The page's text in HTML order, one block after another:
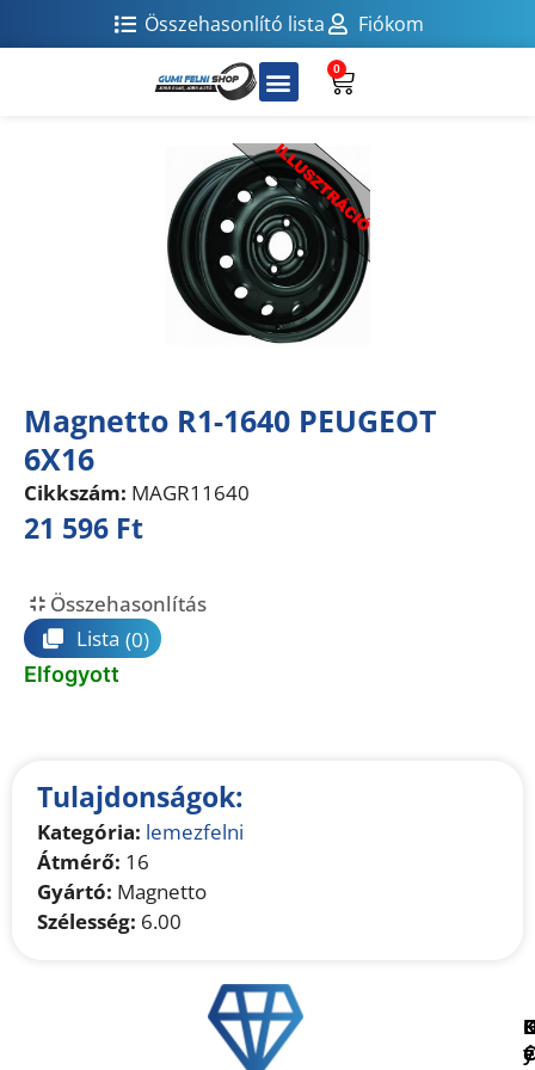
Összehasonlító lista Fiókom
0
Magnetto R1-1640 PEUGEOT
6X16
Cikkszám: MAGR11640
21 596 Ft
Összehasonlítás
Lista (0)
Elfogyott
Tulajdonságok:
Kategória: lemezfelni
Átmérő: 16
Gyártó: Magnetto
Szélesség: 6.00
K
é
K
e
y